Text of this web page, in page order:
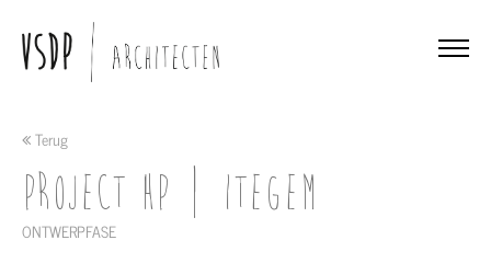
Terug
Project HP | ITEGEM
ONTWERPFASE